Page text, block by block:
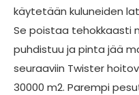
käytetään kuluneiden
Se poistaa tehokkaasti
puhdistuu ja pinta jää
seuraaviin Twister
30000 m2. Parempi